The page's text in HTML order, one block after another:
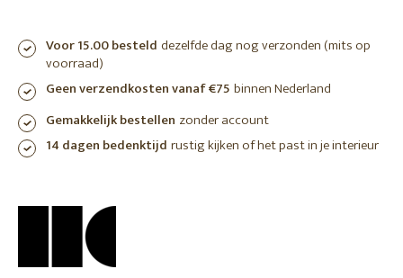
Voor 15.00 besteld dezelfde dag nog verzonden (mits op
voorraad)
Geen verzendkosten vanaf €75 binnen Nederland
Gemakkelijk bestellen zonder account
14 dagen bedenktijd rustig kijken of het past in je interieur